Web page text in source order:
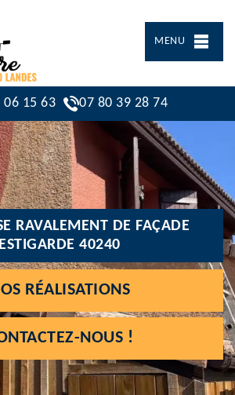
MENU
06 15 63 07 80 39 28 74
RAVALEMENT DE FAÇADE
ESTIGARDE 40240
RÉALISATIONS
NOUS !